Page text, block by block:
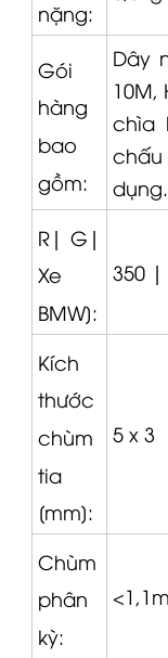
nặng:
Gói
hàng
bao
gồm:
Dây
10M,
chìa
dụng.
R| G|
Xe
BMW]:
350 |
Kích
thước
chùm
tia
[mm]:
5 x 3
Chùm
phân
kỳ: